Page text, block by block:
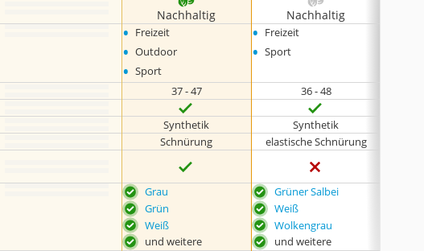
Nachhaltig Nachhaltig
• Freizeit
• Outdoor
• Sport
• Freizeit
• Sport
37 - 47
36 - 48
Synthetik
Synthetik
Schnürung elastische Schnürung
Grau
Grün
Weiß
und weitere
Grüner Salbei
Weiß
Wolkengrau
und weitere